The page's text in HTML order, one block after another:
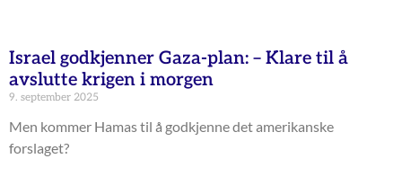
Israel godkjenner Gaza-plan: – Klare til å
avslutte krigen i morgen
9. september 2025
Men kommer Hamas til å godkjenne det amerikanske
forslaget?